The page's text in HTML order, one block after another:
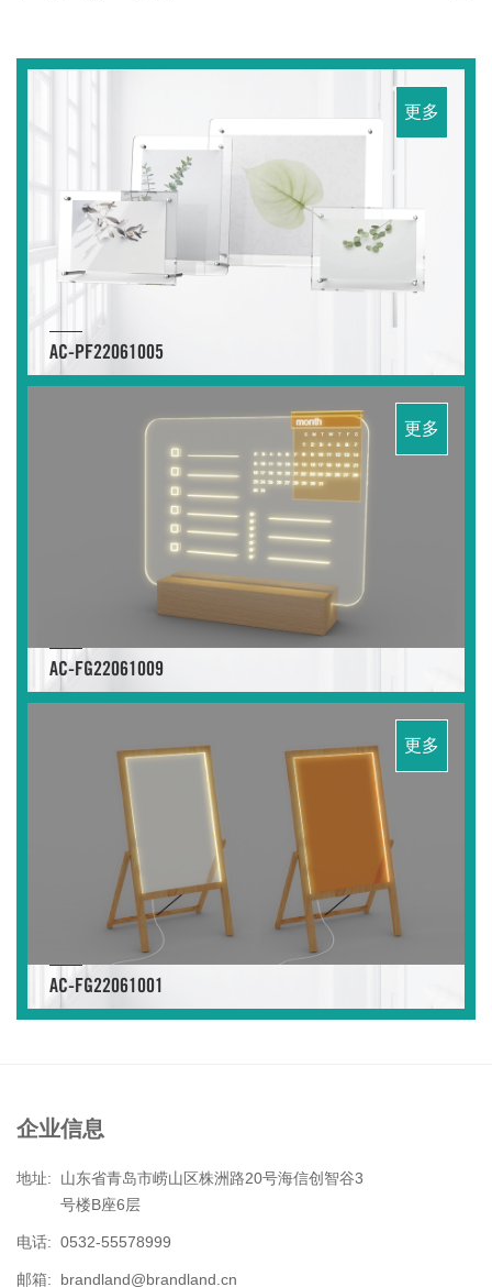
更多
AC-PF22061005
更多
AC-FG22061009
更多
AC-FG22061001
企业信息
地址:
山东省青岛市崂山区株洲路20号海信创智谷3
号楼B座6层
电话: 0532-55578999
邮箱: brandland@brandland.cn